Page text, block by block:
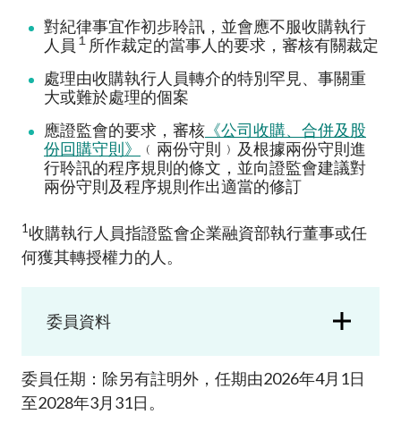
資料庫
新聞稿及公布
加入本會
對紀律事宜作初步聆訊，並會應不服收購執行
人員 １ 所作裁定的當事人的要求，審核有關裁定
處理由收購執行人員轉介的特別罕見、事關重
大或難於處理的個案
應證監會的要求，審核 《公司收購、合併及股
份回購守則》
﹙兩份守則﹚及根據兩份守則進
行聆訊的程序規則的條文，並向證監會建議對
兩份守則及程序規則作出適當的修訂
1收購執行人員指證監會企業融資部執行董事或任
何獲其轉授權力的人。
委員資料
委員任期：除另有註明外，任期由2026年4月1日
至2028年3月31日。